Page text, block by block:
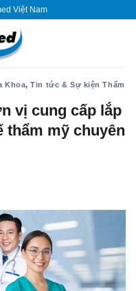
Việt Nam
Khoa,Tin tức & Sự kiện Thẩm
vị cung cấp lắp
thẩm mỹ chuyên